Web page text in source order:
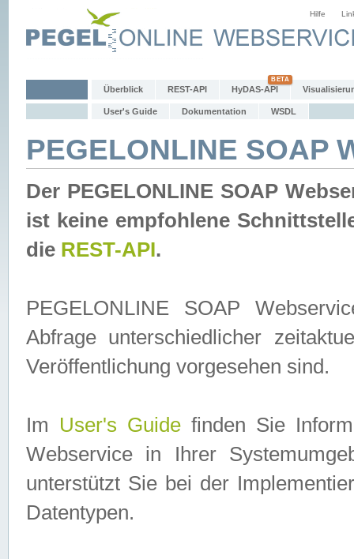
Hilfe
Überblick REST-API HyDAS-API
User's Guide Dokumentation WSDL
PEGELONLINE SOAP
Der PEGELONLINE SOAP
ist keine empfohlene
die REST-API.
PEGELONLINE SOAP
Abfrage unterschiedlicher
Veröffentlichung vorgesehen sind.
Im User's Guidefinden Sie
Webservice in Ihrer
unterstützt Sie bei der
Datentypen.